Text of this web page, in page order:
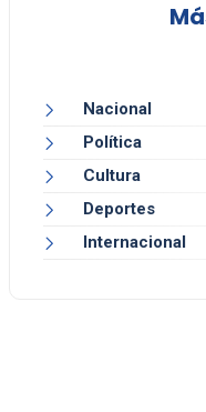
Nacional
Política
Cultura
Deportes
Internacional